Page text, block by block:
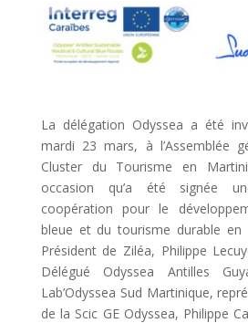
La délégation Odyssea a été
mardi 23 mars, à l’Assemblée
Cluster du Tourisme en
occasion qu’a été signée
coopération pour le
bleue et du tourisme durable en
Président de Ziléa, Philippe
Délégué Odyssea Antilles
Lab’Odyssea Sud Martinique,
de la Scic GE Odyssea, Philippe